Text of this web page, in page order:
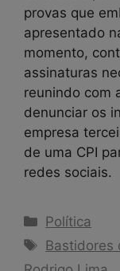
provas que
apresentado
momento,
assinaturas
reunindo com
denunciar os
empresa
de uma CPI
redes sociais.
Categorias
Política
Tags
Bastidores